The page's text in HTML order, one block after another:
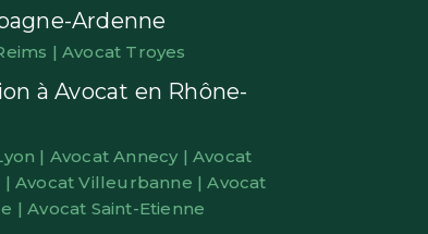
Ardenne
| Avocat Troyes
à Avocat en Rhône-
| Avocat Annecy |Avocat
| Avocat Villeurbanne |Avocat
|Avocat Saint-Etienne